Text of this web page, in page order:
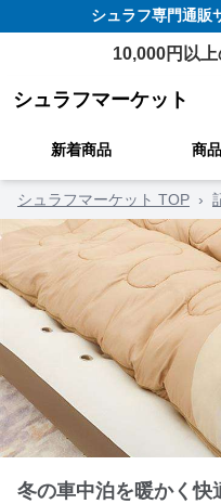
シュラフ専門通販
10,000円以
シュラフマーケット
新着商品 商
シュラフマーケット TOP ›
冬の車中泊を暖かく